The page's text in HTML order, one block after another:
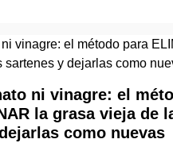
ni vinagre: el
la grasa vieja de
como nuevas